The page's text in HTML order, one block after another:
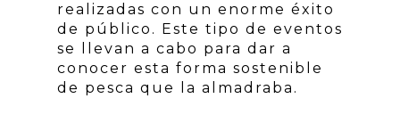
realizadas con un enorme éxito
de público. Este tipo de eventos
se llevan a cabo para dar a
conocer esta forma sostenible
de pesca que la almadraba.